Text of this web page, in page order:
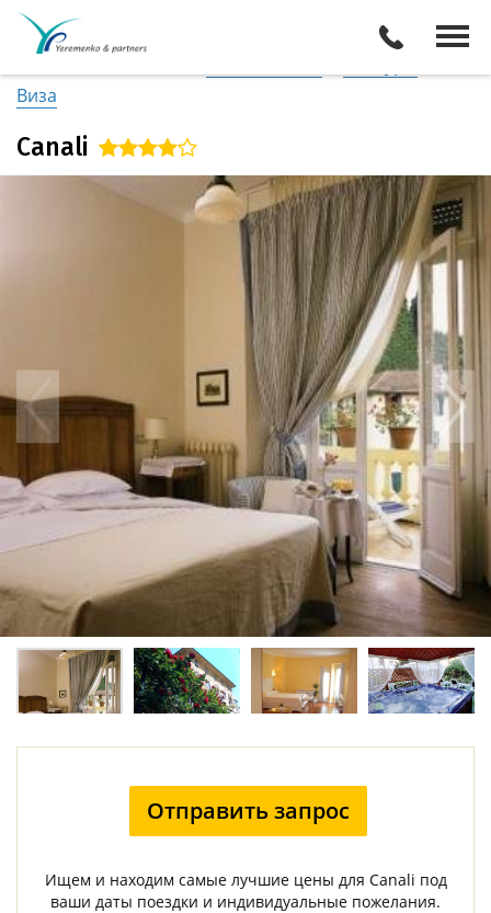
Италия
Виза
Canali
Отправить запрос
Ищем и находим самые лучшие цены для Canali под
ваши даты поездки и индивидуальные пожелания.